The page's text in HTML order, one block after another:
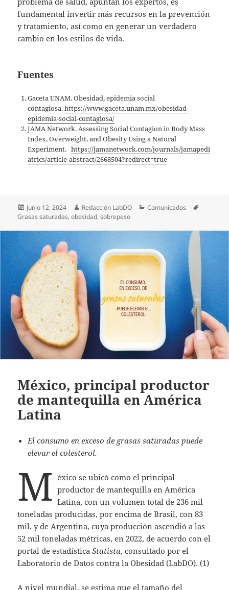
fundamental invertir más recursos en la prevención
y tratamiento, así como en generar un verdadero
cambio en los estilos de vida.
Fuentes
Gaceta UNAM. Obesidad, epidemia social
contagiosa.https://www.gaceta.unam.mx/obesidad-
epidemia-social-contagiosa/
JAMA Network. Assessing Social Contagion in Body Mass
Index, Overweight, and Obesity Using a Natural
Experiment.https://jamanetwork.com/journals/jamapedi
atrics/article-abstract/2668504?redirect=true
Publicado
el
junio 12, 2024 Autor
Redacción LabDO Categorías
Comunicados
Grasas saturadas,obesidad,sobrepeso
México, principal productor
de mantequilla en América
Latina
El consumo en exceso de grasas saturadas puede
elevar el colesterol.
M éxico se ubicó como el principal
productor de mantequilla en América
Latina, con un volumen total de 236 mil
toneladas producidas, por encima de Brasil, con 83
mil, y de Argentina, cuya producción ascendió a las
52 mil toneladas métricas, en 2022, de acuerdo con el
portal de estadísticaStatista, consultado por el
Laboratorio de Datos contra la Obesidad (LabDO). (1)
A nivel mundial, se estima que el tamaño del